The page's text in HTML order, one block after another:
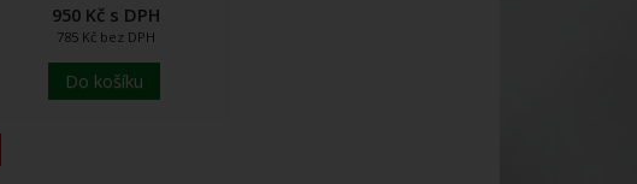
950 Kč s DPH
785 Kč bez DPH
Do košíku